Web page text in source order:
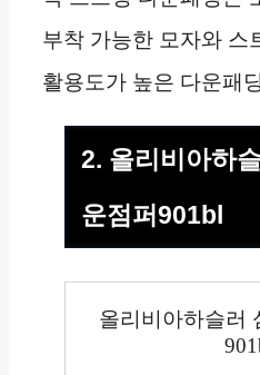
부착 가능한 모자와 스
활용도가 높은 다운패
2. 올리비아하
운점퍼901bl
올리비아하슬러